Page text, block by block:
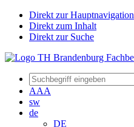
Direkt zur Hauptnavigation
Direkt zum Inhalt
Direkt zur Suche
AAA
sw
de
DE